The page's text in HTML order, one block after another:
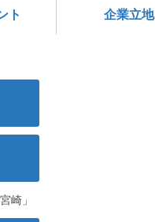
ト 企業立地